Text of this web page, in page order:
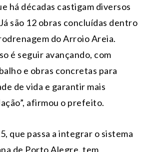
há décadas castigam diversos
são 12 obras concluídas dentro
do Arroio Areia.
é seguir avançando, com
e obras concretas para
de vida e garantir mais
afirmou o prefeito.
que passa a integrar o sistema
de Porto Alegre, tem